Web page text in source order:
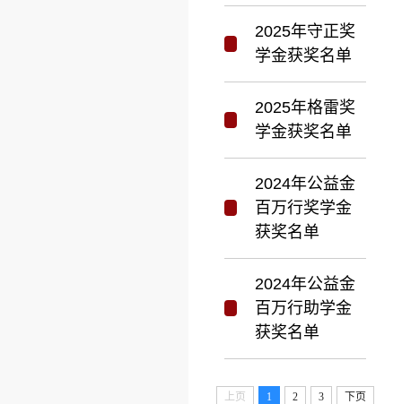
2025年守正奖
学金获奖名单
2025年格雷奖
学金获奖名单
2024年公益金
百万行奖学金
获奖名单
2024年公益金
百万行助学金
获奖名单
上页 1 2 3 下页